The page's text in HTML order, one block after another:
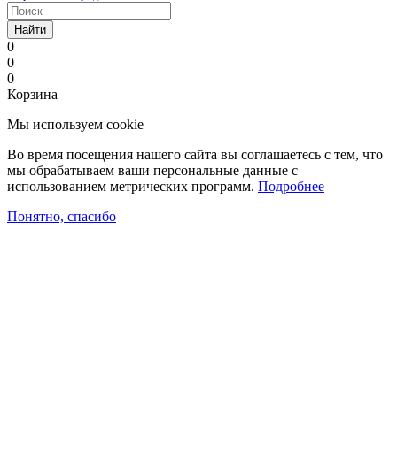
Найти
0
0
0
Корзина
Мы используем cookie
Во время посещения нашего сайта вы соглашаетесь с тем, что
мы обрабатываем ваши персональные данные с
использованием метрических программ. Подробнее
Понятно, спасибо